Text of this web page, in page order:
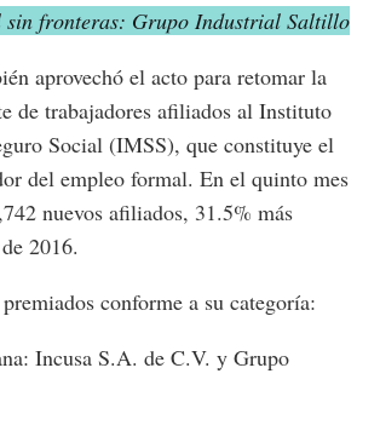
fronteras: Grupo Industrial Saltillo
aprovechó el acto para retomar la
de trabajadores afiliados al Instituto
Social (IMSS), que constituye el
del empleo formal. En el quinto mes
nuevos afiliados, 31.5% más
2016.
conforme a su categoría:
Incusa S.A. de C.V. y Grupo